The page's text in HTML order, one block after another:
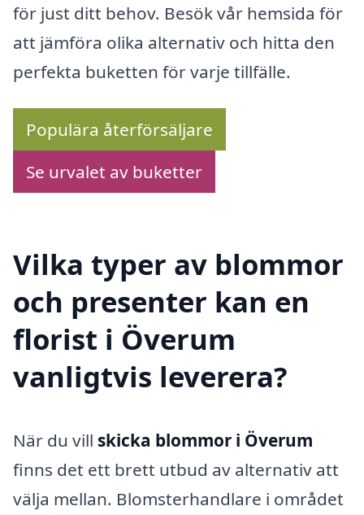
för just ditt behov. Besök vår hemsida för
att jämföra olika alternativ och hitta den
perfekta buketten för varje tillfälle.
Populära återförsäljare
Se urvalet av buketter
Vilka typer av blommor
och presenter kan en
florist i Överum
vanligtvis leverera?
När du vill skicka blommor i Överum
finns det ett brett utbud av alternativ att
välja mellan. Blomsterhandlare i området